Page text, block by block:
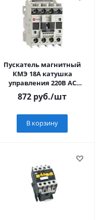
Пускатель магнитный
КМЭ 18А катушка
управления 220В АС
малогабаритный 1NO
872 руб./шт
В корзину